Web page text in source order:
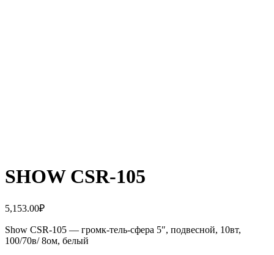
SHOW CSR-105
5,153.00₽
Show CSR-105 — громк-тель-сфера 5″, подвесной, 10вт,
100/70в/ 8ом, белый